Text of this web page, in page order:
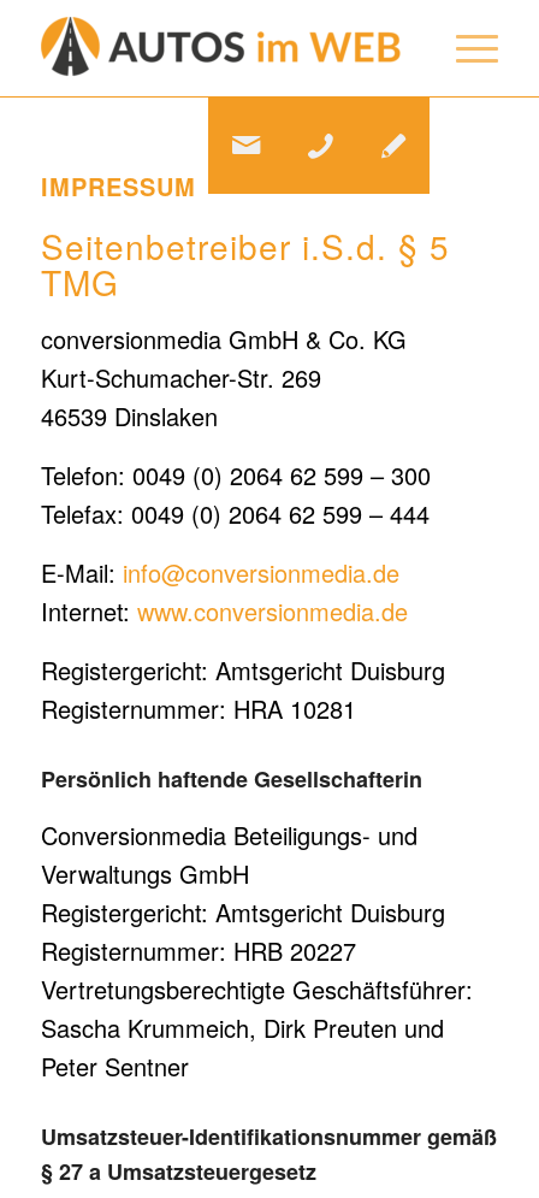
IMPRESSUM
Seitenbetreiber i.S.d. § 5
TMG
conversionmedia GmbH & Co. KG
Kurt-Schumacher-Str. 269
46539 Dinslaken
Telefon: 0049 (0) 2064 62 599 – 300
Telefax: 0049 (0) 2064 62 599 – 444
E-Mail: info@conversionmedia.de
Internet: www.conversionmedia.de
Registergericht: Amtsgericht Duisburg
Registernummer: HRA 10281
Persönlich haftende Gesellschafterin
Conversionmedia Beteiligungs- und
Verwaltungs GmbH
Registergericht: Amtsgericht Duisburg
Registernummer: HRB 20227
Vertretungsberechtigte Geschäftsführer:
Sascha Krummeich, Dirk Preuten und
Peter Sentner
Umsatzsteuer-Identifikationsnummer gemäß
§ 27 a Umsatzsteuergesetz